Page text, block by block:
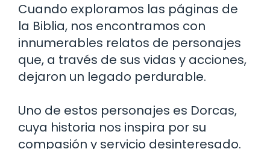
Cuando exploramos las páginas de
la Biblia, nos encontramos con
innumerables relatos de personajes
que, a través de sus vidas y acciones,
dejaron un legado perdurable.
Uno de estos personajes es Dorcas,
cuya historia nos inspira por su
compasión y servicio desinteresado.